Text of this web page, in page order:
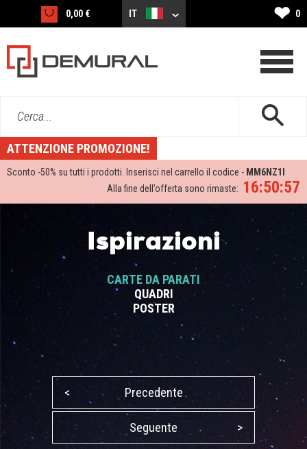
0,00 € IT ❤ 0
Cerca...
ATTENZIONE PROMOZIONE!
Sconto -50% su tutti i prodotti. Inserisci nel carrello il codice - MM6NZ1I
16:50:56
Alla fine dell’offerta sono rimaste:
Ispirazioni
CARTE DA PARATI
QUADRI
POSTER
< Precedente
Seguente >